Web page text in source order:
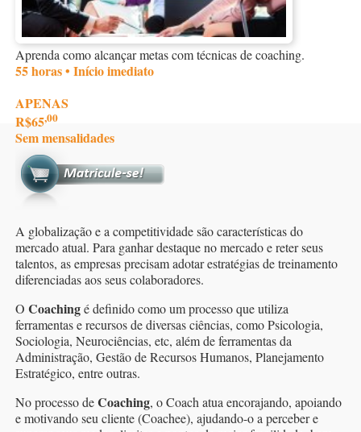
Aprenda como alcançar metas com técnicas de coaching.
55 horas • Início imediato
APENAS
R$65,00
Sem mensalidades
A globalização e a competitividade são características do
mercado atual. Para ganhar destaque no mercado e reter seus
talentos, as empresas precisam adotar estratégias de treinamento
diferenciadas aos seus colaboradores.
O Coachingé definido como um processo que utiliza
ferramentas e recursos de diversas ciências, como Psicologia,
Sociologia, Neurociências, etc, além de ferramentas da
Administração, Gestão de Recursos Humanos, Planejamento
Estratégico, entre outras.
No processo deCoaching, o Coach atua encorajando, apoiando
e motivando seu cliente (Coachee), ajudando-o a perceber e